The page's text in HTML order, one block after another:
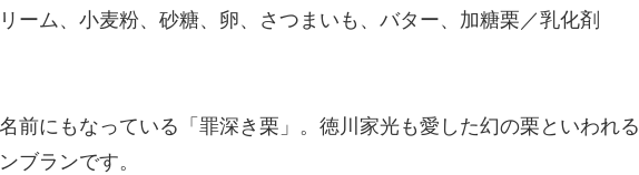
ーム、小麦粉、砂糖、卵、さつまいも、バター、加糖栗／乳化剤
前にもなっている「罪深き栗」。徳川家光も愛した幻の栗といわれる
ブランです。